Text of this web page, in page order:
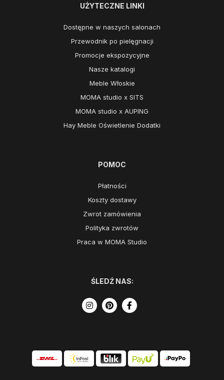
UŻYTECZNE LINKI
Dostępne w naszych salonach
Przewodnik po pielęgnacji
Promocje ekspozycyjne
Nasze katalogi
Meble Włoskie
MOMA studio x SITS
MOMA studio x AUPING
Hay Meble Oświetlenie Dodatki
POMOC
Płatności
Koszty dostawy
Zwrot zamówienia
Polityka zwrotów
Praca w MOMA Studio
ŚLEDŹ NAS: